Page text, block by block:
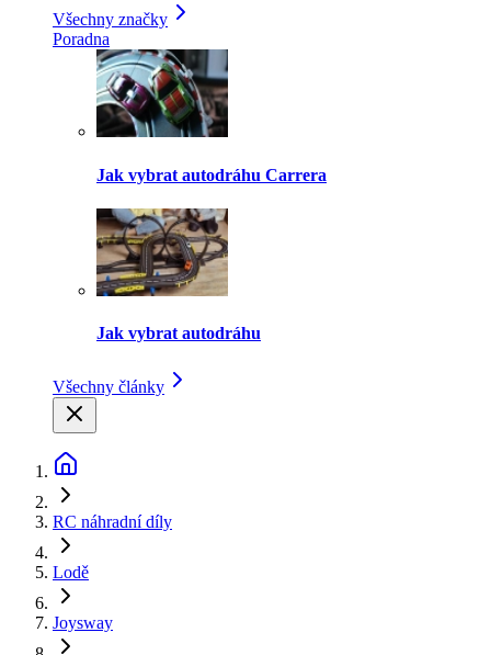
Všechny značky
Poradna
Jak vybrat autodráhu Carrera
Jak vybrat autodráhu
Všechny články
RC náhradní díly
Lodě
Joysway